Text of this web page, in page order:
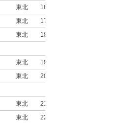
東北
16
東北
17
東北
18
東北
19
東北
20
東北
21
東北
22